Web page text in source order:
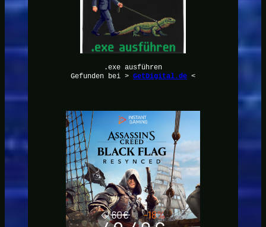
.exe ausführen
Gefunden bei > GetDigital.de <